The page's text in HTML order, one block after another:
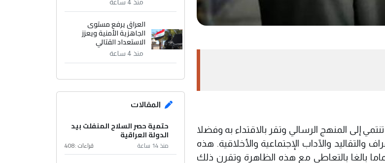
إلى المنهج الرسالي وتقر بالاقتداء به وفضلا
والآداب الإجتماعية والأخلاقية. هذه
بالغا بالتعاطي مع هذه الظاهرة وتقرن ذلك
منذ 4 ساعة
العراق يرفع مستوى
الجاهزية الأمنية ويعزز
الاستعداد القتالي
منذ 4 ساعة
المقالات
حتمية حصر السلاح المنفلت بيد
الدولة العراقية
منذ 14 ساعة قراءات :408